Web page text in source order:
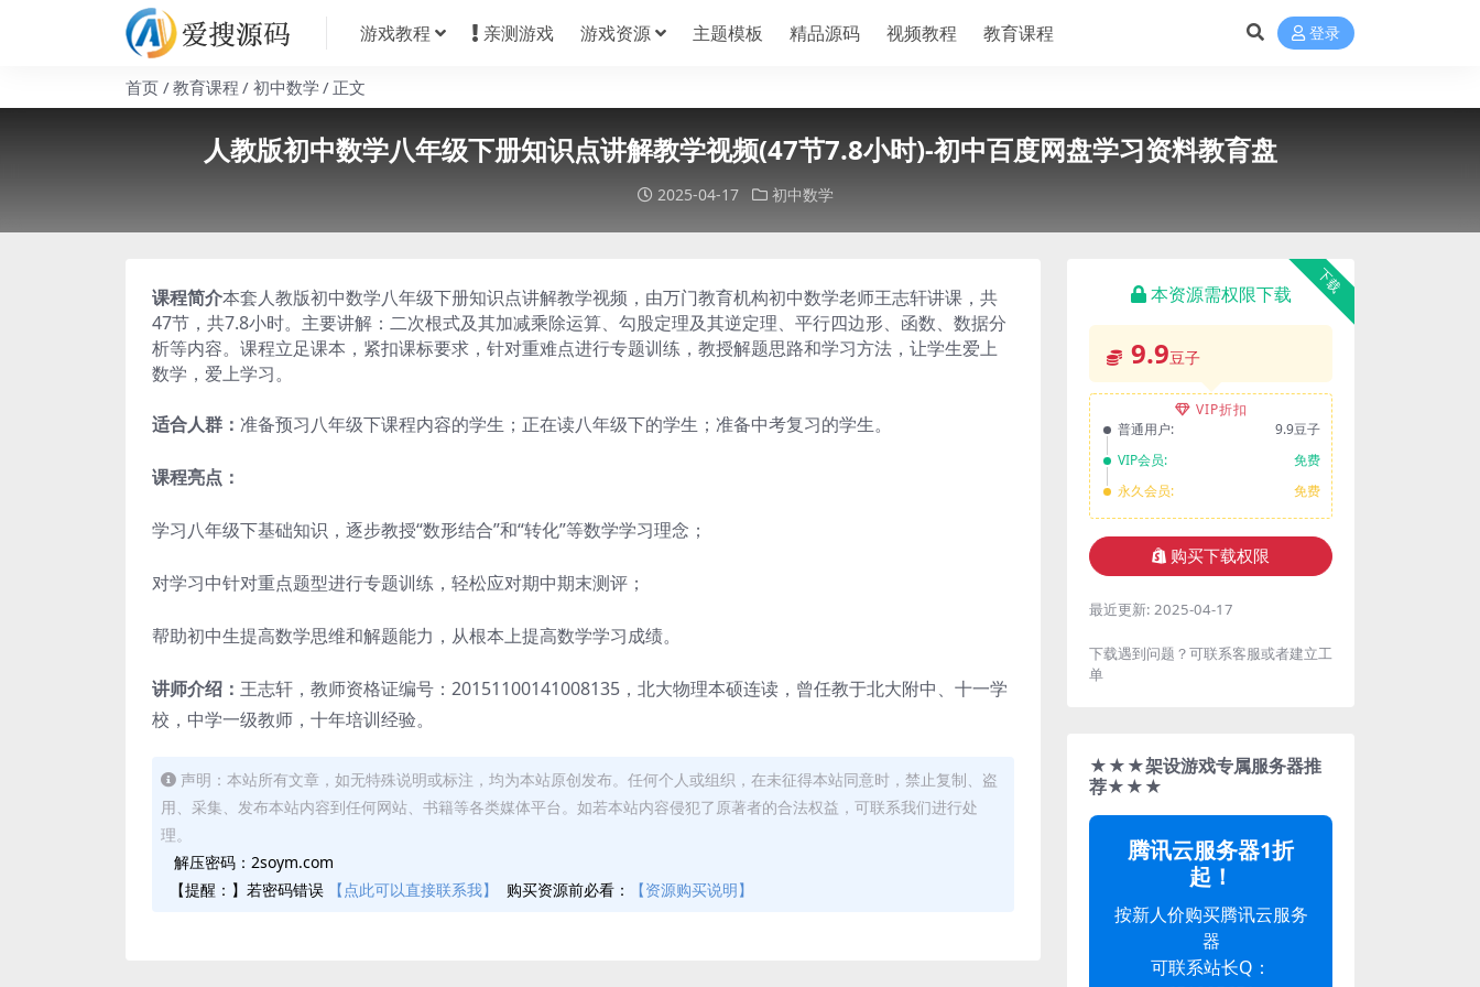
游戏教程 亲测游戏 游戏资源 主题模板 精品源码 视频教程 教育课程 登录
首页 教育课程 初中数学 正文
人教版初中数学八年级下册知识点讲解教学视频(47节7.8小时)-初中百度网盘学习资料教育盘
2025-04-17 初中数学
课程简介本套人教版初中数学八年级下册知识点讲解教学视频，由万门教育机构初中数学老师王志轩讲课，共
47节，共7.8小时。主要讲解：二次根式及其加减乘除运算、勾股定理及其逆定理、平行四边形、函数、数据分
析等内容。课程立足课本，紧扣课标要求，针对重难点进行专题训练，教授解题思路和学习方法，让学生爱上
数学，爱上学习。
适合人群： 准备预习八年级下课程内容的学生；正在读八年级下的学生；准备中考复习的学生。
课程亮点：
学习八年级下基础知识，逐步教授“数形结合”和“转化”等数学学习理念；
对学习中针对重点题型进行专题训练，轻松应对期中期末测评；
帮助初中生提高数学思维和解题能力，从根本上提高数学学习成绩。
讲师介绍： 王志轩，教师资格证编号：20151100141008135，北大物理本硕连读，曾任教于北大附中、十一学
校，中学一级教师，十年培训经验。
声明：本站所有文章，如无特殊说明或标注，均为本站原创发布。任何个人或组织，在未征得本站同意时，禁止复制、盗
用、采集、发布本站内容到任何网站、书籍等各类媒体平台。如若本站内容侵犯了原著者的合法权益，可联系我们进行处
理。
解压密码：2soym.com
【提醒：】若密码错误
【点此可以直接联系我】 购买资源前必看： 【资源购买说明】
下载
本资源需权限下载
9.9豆子
VIP折扣
普通用户:
9.9豆子
VIP会员:
免费
永久会员:
免费
购买下载权限
最近更新: 2025-04-17
下载遇到问题？可联系客服或者建立工
单
★★★架设游戏专属服务器推
荐★★★
腾讯云服务器1折
起！
按新人价购买腾讯云服务
器
可联系站长Q：